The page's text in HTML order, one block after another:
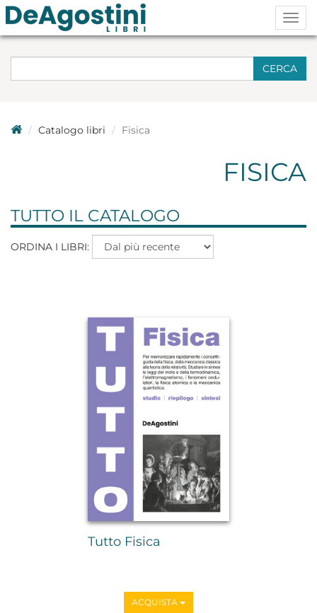
CERCA
Catalogo libri Fisica
FISICA
TUTTO IL CATALOGO
ORDINA I LIBRI:
Tutto Fisica
ACQUISTA